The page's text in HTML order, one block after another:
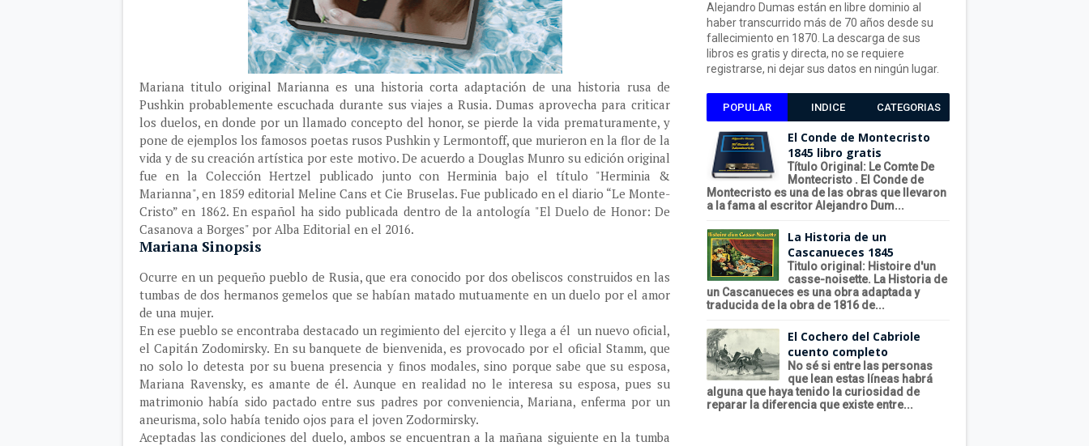
Mariana titulo original Marianna es una historia corta adaptación de una historia rusa de
Pushkin probablemente escuchada durante sus viajes a Rusia. Dumas aprovecha para criticar
los duelos, en donde por un llamado concepto del honor, se pierde la vida prematuramente, y
pone de ejemplos los famosos poetas rusos Pushkin y Lermontoff, que murieron en la flor de la
vida y de su creación artística por este motivo. De acuerdo a Douglas Munro su edición original
fue en la Colección Hertzel publicado junto con Herminia bajo el título "Herminia &
Marianna", en 1859 editorial Meline Cans et Cie Bruselas. Fue publicado en el diario “Le Monte-
Cristo” en 1862. En español ha sido publicada dentro de la antología "El Duelo de Honor: De
Casanova a Borges" por Alba Editorial en el 2016.
Mariana Sinopsis
Ocurre en un pequeño pueblo de Rusia, que era conocido por dos obeliscos construidos en las
tumbas de dos hermanos gemelos que se habían matado mutuamente en un duelo por el amor
de una mujer.
En ese pueblo se encontraba destacado un regimiento del ejercito y llega a él un nuevo oficial,
el Capitán Zodomirsky. En su banquete de bienvenida, es provocado por el oficial Stamm, que
no solo lo detesta por su buena presencia y finos modales, sino porque sabe que su esposa,
Mariana Ravensky, es amante de él. Aunque en realidad no le interesa su esposa, pues su
matrimonio había sido pactado entre sus padres por conveniencia, Mariana, enferma por un
aneurisma, solo había tenido ojos para el joven Zodormirsky.
Aceptadas las condiciones del duelo, ambos se encuentran a la mañana siguiente en la tumba
Alejandro Dumas están en libre dominio al
haber transcurrido más de 70 años desde su
fallecimiento en 1870. La descarga de sus
libros es gratis y directa, no se requiere
registrarse, ni dejar sus datos en ningún lugar.
POPULAR INDICE CATEGORIAS
El Conde de Montecristo
1845 libro gratis
Título Original: Le Comte De
Montecristo . El Conde de
Montecristo es una de las obras que llevaron
a la fama al escritor Alejandro Dum...
La Historia de un
Cascanueces 1845
Titulo original: Histoire d'un
casse-noisette. La Historia de
un Cascanueces es una obra adaptada y
traducida de la obra de 1816 de...
El Cochero del Cabriole
cuento completo
No sé si entre las personas
que lean estas líneas habrá
alguna que haya tenido la curiosidad de
reparar la diferencia que existe entre...